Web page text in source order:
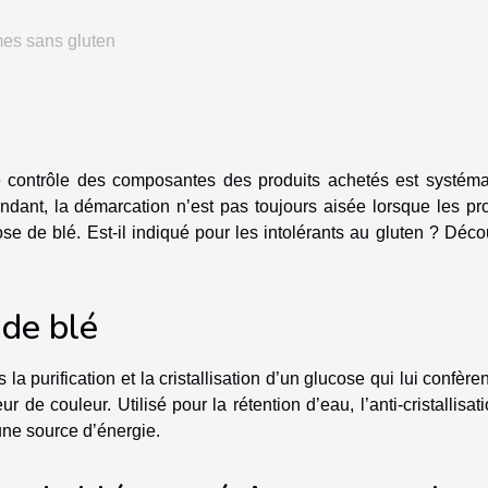
sans gluten
contrôle des composantes des produits achetés est
la démarcation n’est pas toujours aisée lorsque les
de blé. Est-il indiqué pour les intolérants au gluten ?
blé
purification et la cristallisation d’un glucose qui lui
de couleur. Utilisé pour la rétention d’eau, l’anti-
source d’énergie.